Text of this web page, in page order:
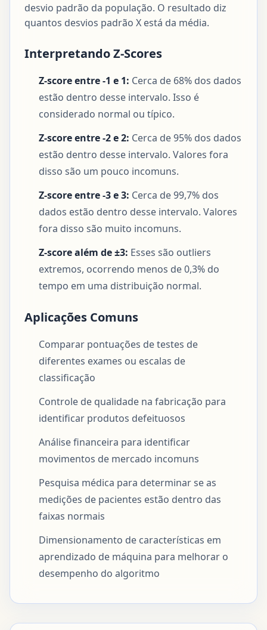
desvio padrão da população. O resultado diz
quantos desvios padrão X está da média.
Interpretando Z-Scores
Z-score entre -1 e 1: Cerca de 68% dos dados
estão dentro desse intervalo. Isso é
considerado normal ou típico.
Z-score entre -2 e 2: Cerca de 95% dos dados
estão dentro desse intervalo. Valores fora
disso são um pouco incomuns.
Z-score entre -3 e 3: Cerca de 99,7% dos
dados estão dentro desse intervalo. Valores
fora disso são muito incomuns.
Z-score além de ±3: Esses são outliers
extremos, ocorrendo menos de 0,3% do
tempo em uma distribuição normal.
Aplicações Comuns
Comparar pontuações de testes de
diferentes exames ou escalas de
classificação
Controle de qualidade na fabricação para
identificar produtos defeituosos
Análise financeira para identificar
movimentos de mercado incomuns
Pesquisa médica para determinar se as
medições de pacientes estão dentro das
faixas normais
Dimensionamento de características em
aprendizado de máquina para melhorar o
desempenho do algoritmo